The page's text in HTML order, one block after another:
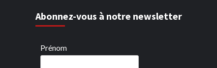
Abonnez-vous à notre newsletter
Prénom